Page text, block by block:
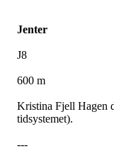
Jenter
J8
600 m
Kristina Fjell Hagen
tidsystemet).
---